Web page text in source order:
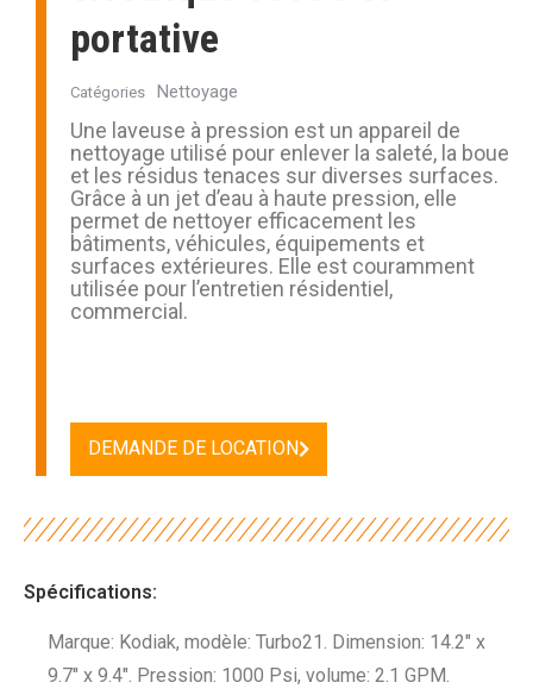
portative
Catégories Nettoyage
Une laveuse à pression est un appareil de
nettoyage utilisé pour enlever la saleté, la boue
et les résidus tenaces sur diverses surfaces.
Grâce à un jet d’eau à haute pression, elle
permet de nettoyer efficacement les
bâtiments, véhicules, équipements et
surfaces extérieures. Elle est couramment
utilisée pour l’entretien résidentiel,
commercial.
DEMANDE DE LOCATION
Spécifications:
Marque: Kodiak, modèle: Turbo21. Dimension: 14.2″ x
9.7″ x 9.4″. Pression: 1000 Psi, volume: 2.1 GPM.